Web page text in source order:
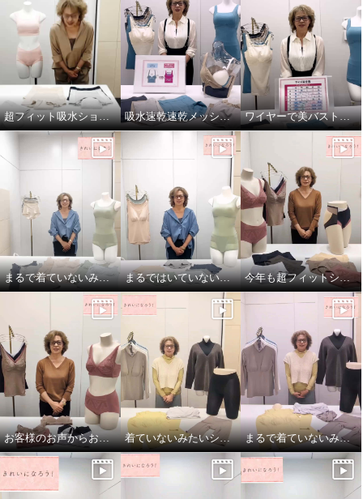
超フィット吸水ショーツ 吸水速乾速乾メッシュ ワイヤーで美バストメイク ブラキャミ ワイヤーで美バストメイクシリーズ サイズの選び方
まるで着ていないみたい！超のびのび吸水速乾 付きカップ付きタンクトップ まるではいていないみたい！超のびのび吸水速乾付きショーツ 今年も超フィットショーツしっかりバージョン！
お客様のお声からお作りしたブラとブラキャミです！ 着ていないみたいシリーズ！超のびのび秋冬バージョン まるで着ていないみたい！でもおしゃれ！